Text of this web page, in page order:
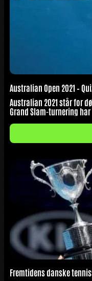
Australian Open 2021 –
Australian 2021 står for
Grand Slam-turnering
Fremtidens danske